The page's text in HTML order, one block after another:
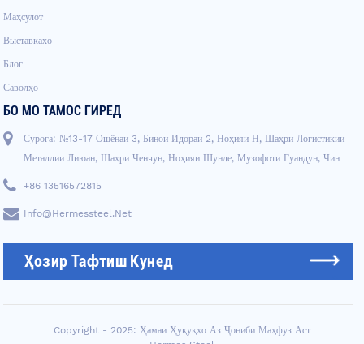
Маҳсулот
Выставкахо
Блог
Саволҳо
БО МО ТАМОС ГИРЕД
Суроға: №13-17 Ошёнаи 3, Бинои Идораи 2, Ноҳияи Н, Шаҳри Логистикии
Металлии Лиюан, Шаҳри Ченчун, Ноҳияи Шунде, Музофоти Гуандун, Чин
+86 13516572815
Info@hermessteel.net
Ҳозир Тафтиш Кунед
Copyright - 2025: Ҳамаи Ҳуқуқҳо Аз Ҷониби Маҳфуз Аст